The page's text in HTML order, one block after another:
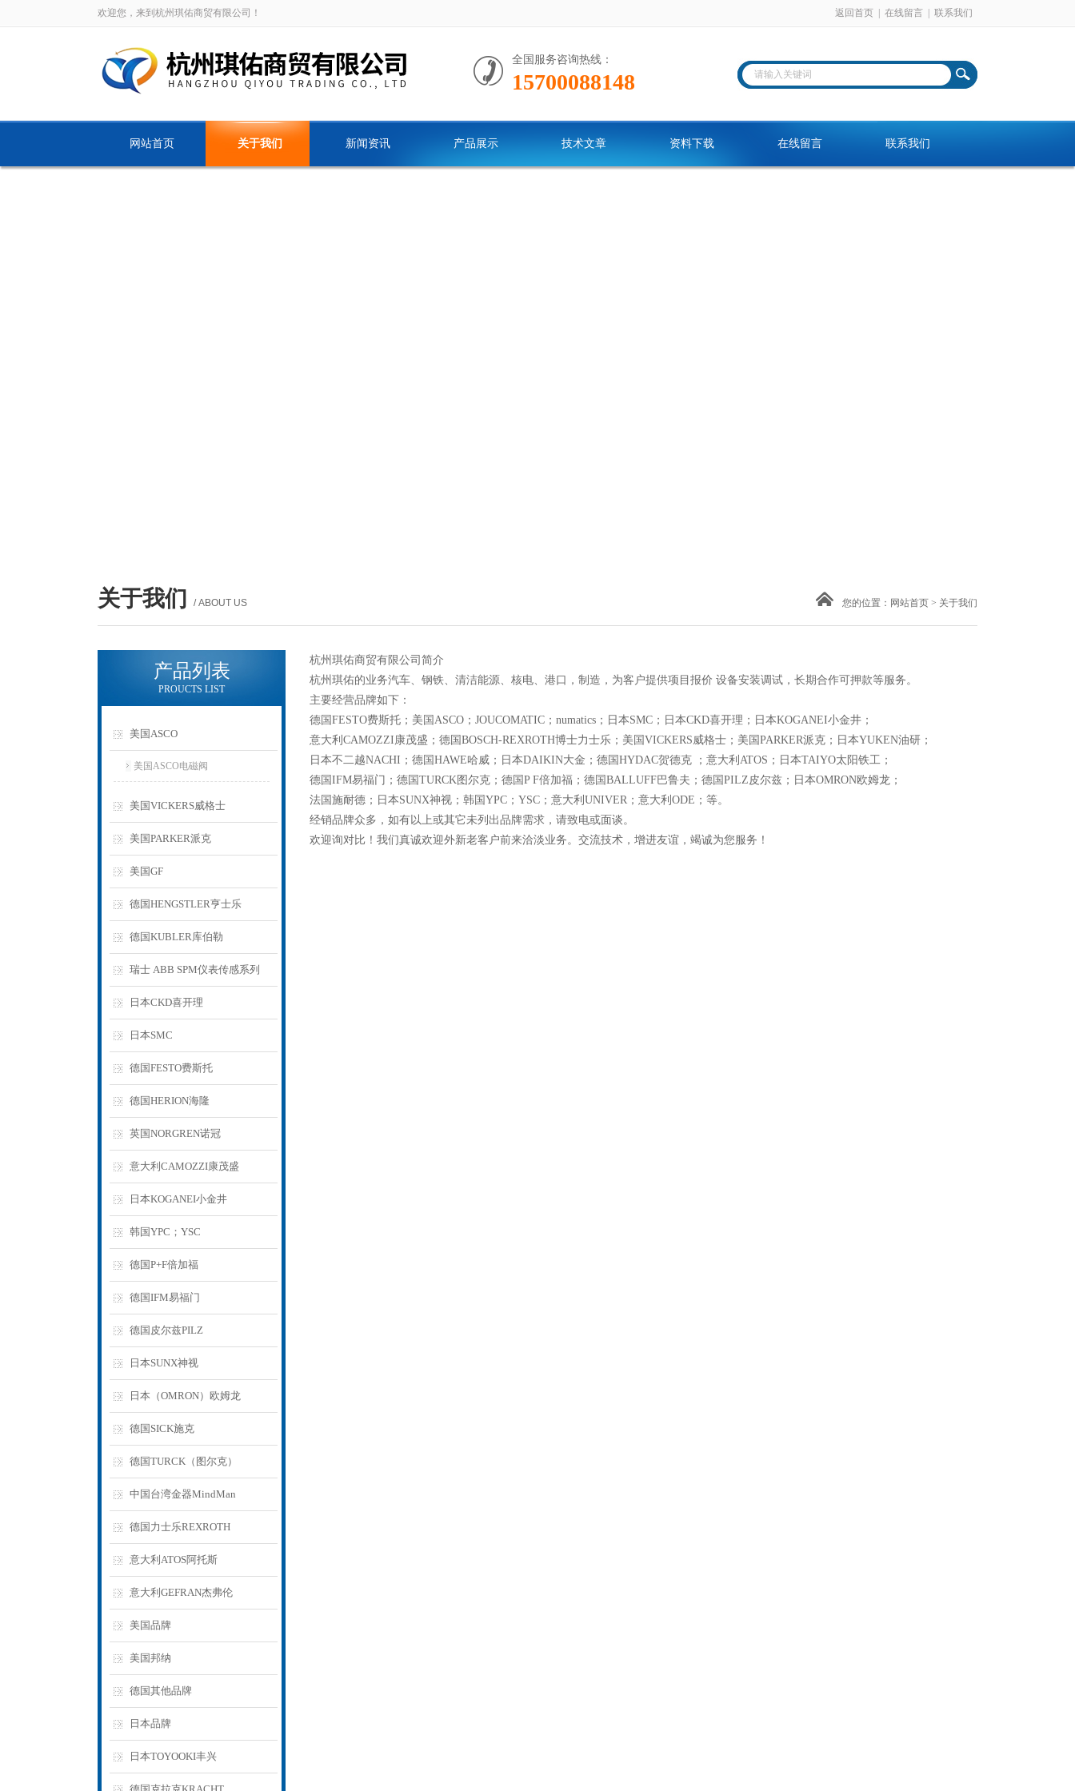
欢迎您，来到杭州琪佑商贸有限公司！ 返回首页 在线留言 联系我们
全国服务咨询热线：
15700088148
网站首页 关于我们 新闻资讯 产品展示 技术文章 资料下载 在线留言 联系我们
关于我们 / ABOUT US 您的位置： 网站首页 > 关于我们
产品列表
PROUCTS LIST
美国ASCO
美国ASCO电磁阀
美国VICKERS威格士
美国PARKER派克
美国GF
德国HENGSTLER亨士乐
德国KUBLER库伯勒
瑞士 ABB SPM仪表传感系列
日本CKD喜开理
日本SMC
德国FESTO费斯托
德国HERION海隆
英国NORGREN诺冠
意大利CAMOZZI康茂盛
日本KOGANEI小金井
韩国YPC；YSC
德国P+F倍加福
德国IFM易福门
德国皮尔兹PILZ
日本SUNX神视
日本（OMRON）欧姆龙
德国SICK施克
德国TURCK（图尔克）
中国台湾金器MindMan
德国力士乐REXROTH
意大利ATOS阿托斯
意大利GEFRAN杰弗伦
美国品牌
美国邦纳
德国其他品牌
日本品牌
日本TOYOOKI丰兴
杭州琪佑商贸有限公司简介
杭州琪佑的业务汽车、钢铁、清洁能源、核电、港口，制造，为客户提供项目报价 设备安装调试，长期合作可押款等服务。
主要经营品牌如下：
德国FESTO费斯托；美国ASCO；JOUCOMATIC；numatics；日本SMC；日本CKD喜开理；日本KOGANEI小金井；
意大利CAMOZZI康茂盛；德国BOSCH-REXROTH博士力士乐；美国VICKERS威格士；美国PARKER派克；日本YUKEN油研；
日本不二越NACHI；德国HAWE哈威；日本DAIKIN大金；德国HYDAC贺德克 ；意大利ATOS；日本TAIYO太阳铁工；
德国IFM易福门；德国TURCK图尔克；德国P F倍加福；德国BALLUFF巴鲁夫；德国PILZ皮尔兹；日本OMRON欧姆龙；
法国施耐德；日本SUNX神视；韩国YPC；YSC；意大利UNIVER；意大利ODE；等。
经销品牌众多，如有以上或其它未列出品牌需求，请致电或面谈。
欢迎询对比！我们真诚欢迎外新老客户前来洽淡业务。交流技术，增进友谊，竭诚为您服务！